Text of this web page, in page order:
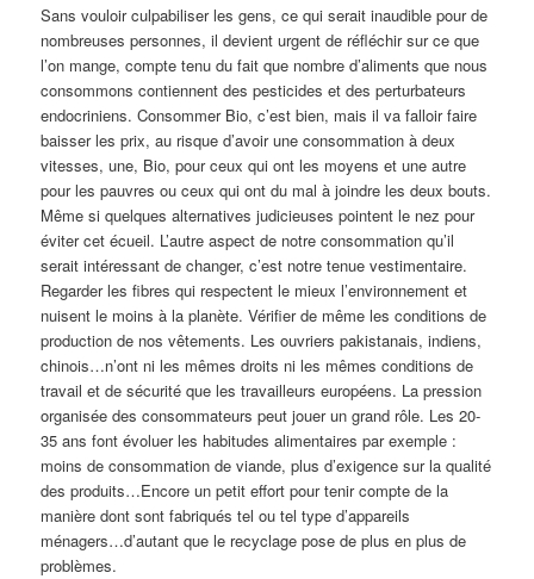
Sans vouloir culpabiliser les gens, ce qui serait inaudible pour de
nombreuses personnes, il devient urgent de réfléchir sur ce que
l’on mange, compte tenu du fait que nombre d’aliments que nous
consommons contiennent des pesticides et des perturbateurs
endocriniens. Consommer Bio, c’est bien, mais il va falloir faire
baisser les prix, au risque d’avoir une consommation à deux
vitesses, une, Bio, pour ceux qui ont les moyens et une autre
pour les pauvres ou ceux qui ont du mal à joindre les deux bouts.
Même si quelques alternatives judicieuses pointent le nez pour
éviter cet écueil. L’autre aspect de notre consommation qu’il
serait intéressant de changer, c’est notre tenue vestimentaire.
Regarder les fibres qui respectent le mieux l’environnement et
nuisent le moins à la planète. Vérifier de même les conditions de
production de nos vêtements. Les ouvriers pakistanais, indiens,
chinois…n’ont ni les mêmes droits ni les mêmes conditions de
travail et de sécurité que les travailleurs européens. La pression
organisée des consommateurs peut jouer un grand rôle. Les 20-
35 ans font évoluer les habitudes alimentaires par exemple :
moins de consommation de viande, plus d’exigence sur la qualité
des produits…Encore un petit effort pour tenir compte de la
manière dont sont fabriqués tel ou tel type d’appareils
ménagers…d’autant que le recyclage pose de plus en plus de
problèmes.